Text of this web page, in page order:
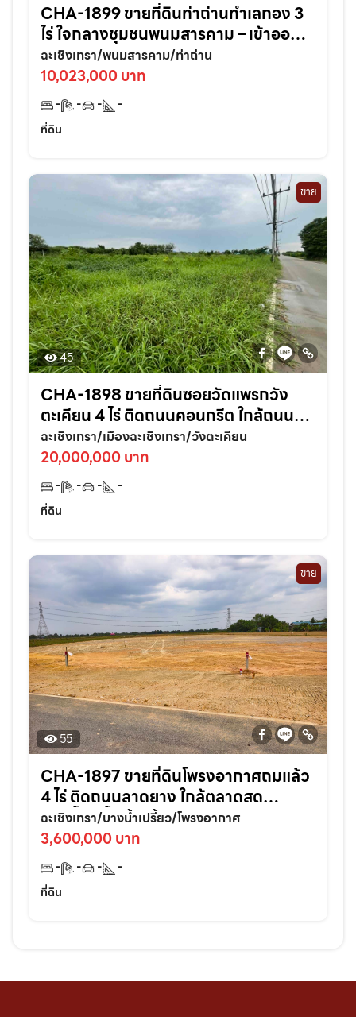
CHA-1899 ขายที่ดินท่าถ่านทำเลทอง 3
ไร่ ใจกลางชุมชนพนมสารคาม – เข้าออก
สะดวก ใกล้ถนนใหญ่3076เพียง 70 เมตร
จ.ฉะเชิงเทรา
ฉะเชิงเทรา/พนมสารคาม/ท่าถ่าน
10,023,000 บาท
- - -
-
ที่ดิน
ขาย
45
CHA-1898 ขายที่ดินซอยวัดแพรกวัง
ตะเคียน 4 ไร่ ติดถนนคอนกรีต ใกล้ถนน
เส้นสุวินทวงศ์304-800เมตร อ.เมือง
ฉะเชิงเทรา
ฉะเชิงเทรา/เมืองฉะเชิงเทรา/วังตะเคียน
20,000,000 บาท
- - -
-
ที่ดิน
ขาย
55
CHA-1897 ขายที่ดินโพรงอากาศถมแล้ว
4 ไร่ ติดถนนลาดยาง ใกล้ตลาดสด
บางน้ำเปรี้ยว-6กม. จ.ฉะเชิงเทรา
ฉะเชิงเทรา/บางน้ำเปรี้ยว/โพรงอากาศ
3,600,000 บาท
- - -
-
ที่ดิน